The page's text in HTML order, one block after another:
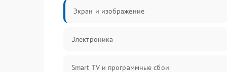
Экран и изображение
Электроника
Smart TV и программные сбои